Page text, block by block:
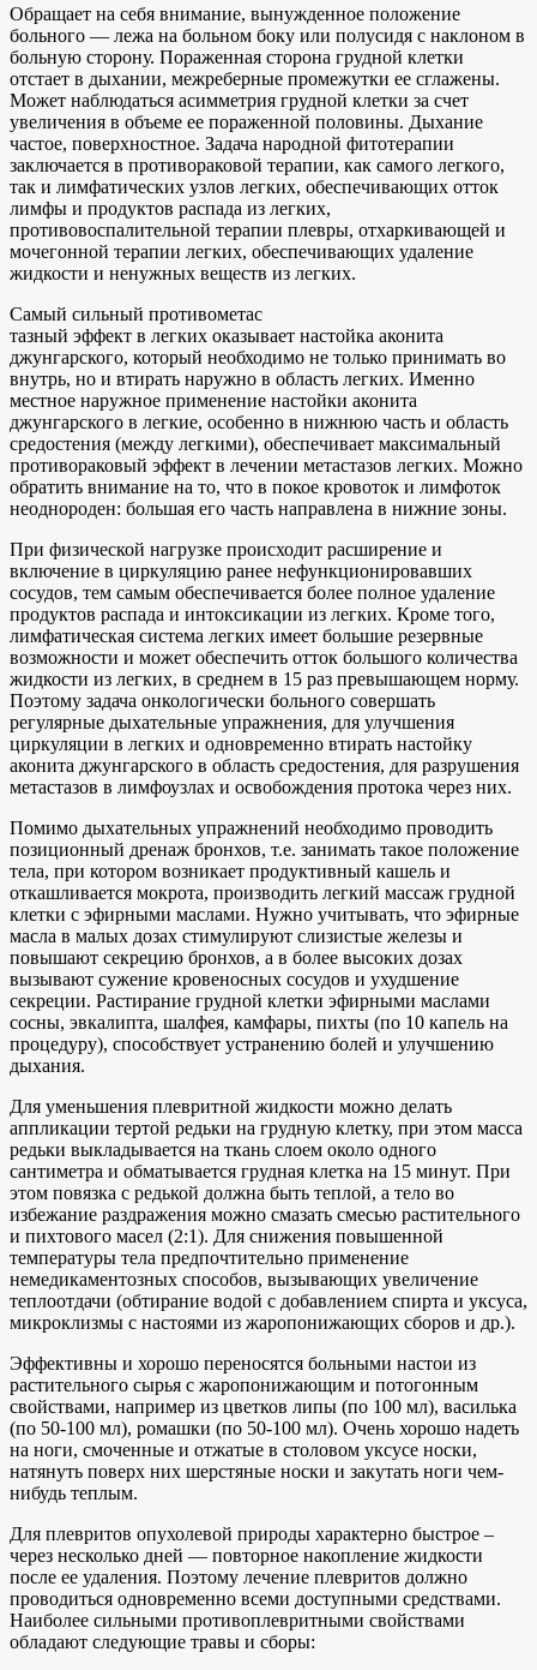
Обращает на себя внимание, вынужденное положение
больного — лежа на больном боку или полусидя с наклоном в
больную сторону. Пораженная сторона грудной клетки
отстает в дыхании, межреберные промежутки ее сглажены.
Может наблюдаться асимметрия грудной клетки за счет
увеличения в объеме ее пораженной половины. Дыхание
частое, поверхностное. Задача народной фитотерапии
заключается в противораковой терапии, как самого легкого,
так и лимфатических узлов легких, обеспечивающих отток
лимфы и продуктов распада из легких,
противовоспалительной терапии плевры, отхаркивающей и
мочегонной терапии легких, обеспечивающих удаление
жидкости и ненужных веществ из легких.
Самый сильный противометас
тазный эффект в легких оказывает настойка аконита
джунгарского, который необходимо не только принимать во
внутрь, но и втирать наружно в область легких. Именно
местное наружное применение настойки аконита
джунгарского в легкие, особенно в нижнюю часть и область
средостения (между легкими), обеспечивает максимальный
противораковый эффект в лечении метастазов легких. Можно
обратить внимание на то, что в покое кровоток и лимфоток
неоднороден: большая его часть направлена в нижние зоны.
При физической нагрузке происходит расширение и
включение в циркуляцию ранее нефункционировавших
сосудов, тем самым обеспечивается более полное удаление
продуктов распада и интоксикации из легких. Кроме того,
лимфатическая система легких имеет большие резервные
возможности и может обеспечить отток большого количества
жидкости из легких, в среднем в 15 раз превышающем норму.
Поэтому задача онкологически больного совершать
регулярные дыхательные упражнения, для улучшения
циркуляции в легких и одновременно втирать настойку
аконита джунгарского в область средостения, для разрушения
метастазов в лимфоузлах и освобождения протока через них.
Помимо дыхательных упражнений необходимо проводить
позиционный дренаж бронхов, т.е. занимать такое положение
тела, при котором возникает продуктивный кашель и
откашливается мокрота, производить легкий массаж грудной
клетки с эфирными маслами. Нужно учитывать, что эфирные
масла в малых дозах стимулируют слизистые железы и
повышают секрецию бронхов, а в более высоких дозах
вызывают сужение кровеносных сосудов и ухудшение
секреции. Растирание грудной клетки эфирными маслами
сосны, эвкалипта, шалфея, камфары, пихты (по 10 капель на
процедуру), способствует устранению болей и улучшению
дыхания.
Для уменьшения плевритной жидкости можно делать
аппликации тертой редьки на грудную клетку, при этом масса
редьки выкладывается на ткань слоем около одного
сантиметра и обматывается грудная клетка на 15 минут. При
этом повязка с редькой должна быть теплой, а тело во
избежание раздражения можно смазать смесью растительного
и пихтового масел (2:1). Для снижения повышенной
температуры тела предпочтительно применение
немедикаментозных способов, вызывающих увеличение
теплоотдачи (обтирание водой с добавлением спирта и уксуса,
микроклизмы с настоями из жаропонижающих сборов и др.).
Эффективны и хорошо переносятся больными настои из
растительного сырья с жаропонижающим и потогонным
свойствами, например из цветков липы (по 100 мл), василька
(по 50-100 мл), ромашки (по 50-100 мл). Очень хорошо надеть
на ноги, смоченные и отжатые в столовом уксусе носки,
натянуть поверх них шерстяные носки и закутать ноги чем-
нибудь теплым.
Для плевритов опухолевой природы характерно быстрое –
через несколько дней — повторное накопление жидкости
после ее удаления. Поэтому лечение плевритов должно
проводиться одновременно всеми доступными средствами.
Наиболее сильными противоплевритными свойствами
обладают следующие травы и сборы: